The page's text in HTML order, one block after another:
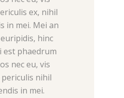
ex, nihil
in mei. Mei an
hinc
est phaedrum
nec eu, vis
nihil
in mei.